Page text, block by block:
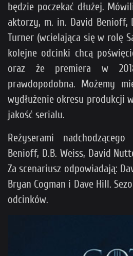
będzie poczekać dłużej.
aktorzy, m. in. David Benioff,
Turner (wcielająca się w rolę
kolejne odcinki chcą
oraz że premiera w
prawdopodobna. Możemy
wydłużenie okresu produkcji
jakość serialu.
Reżyserami
Benioff, D.B. Weiss, David
Za scenariusz odpowiadają:
Bryan Cogman i Dave Hill.
odcinków.